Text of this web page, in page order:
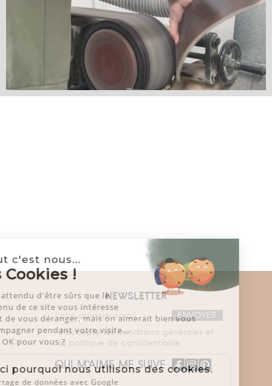
NEWSLETTER
J'accepte les conditions générales et
la politique de confidentialité
QUI M‘AIME ME SUIVE
Salut c'est nous...
les Cookies !
On a attendu d'être sûrs que le
contenu de ce site vous intéresse
avant de vous déranger, mais on aimerait bien vous
accompagner pendant votre visite...
C'est OK pour vous ?
Voici pourquoi nous utilisons des cookies.
Partage de données avec Google